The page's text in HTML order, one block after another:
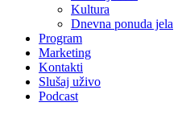
Kultura
Dnevna ponuda jela
Program
Marketing
Kontakti
Slušaj uživo
Podcast